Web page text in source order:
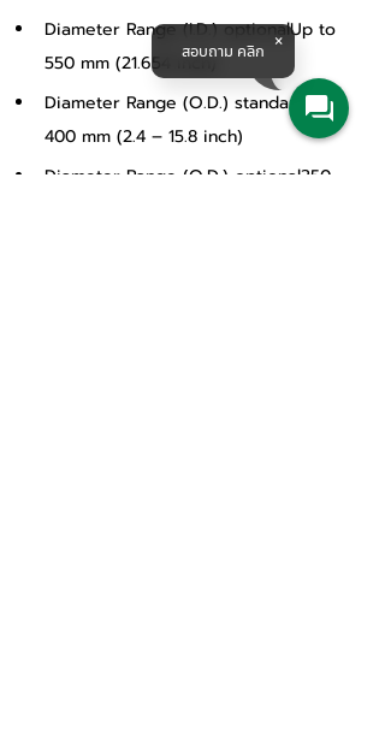
Diameter Range (I.D.) optionalUp to
550 mm (21.654 inch)
Diameter Range (O.D.) standard60 -
400 mm (2.4 – 15.8 inch)
Diameter Range (O.D.) optional350 -
สอบถาม คลิก